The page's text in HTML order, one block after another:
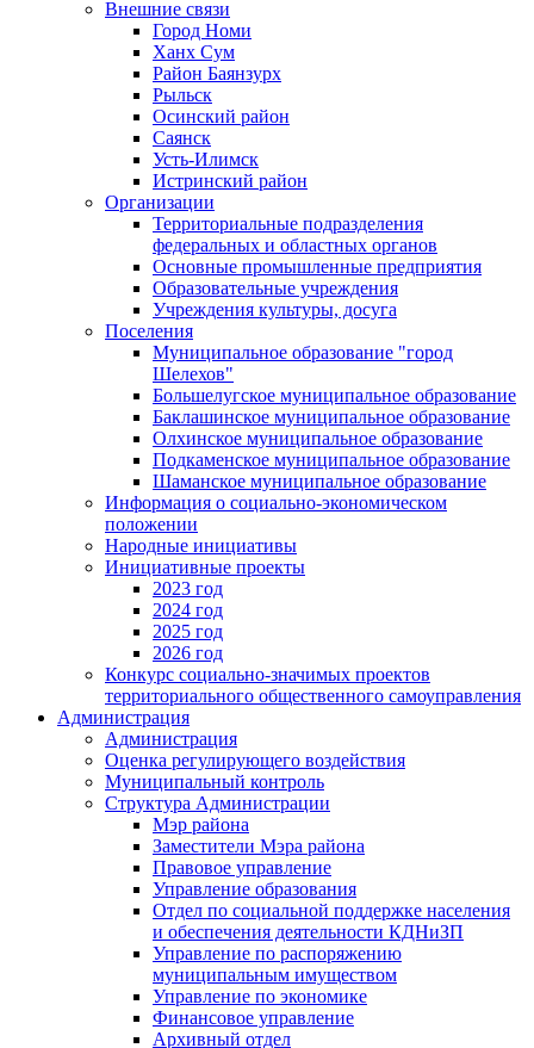
Внешние связи
Город Номи
Ханх Сум
Район Баянзурх
Рыльск
Осинский район
Саянск
Усть-Илимск
Истринский район
Организации
Территориальные подразделения
федеральных и областных органов
Основные промышленные предприятия
Образовательные учреждения
Учреждения культуры, досуга
Поселения
Муниципальное образование "город
Шелехов"
Большелугское муниципальное образование
Баклашинское муниципальное образование
Олхинское муниципальное образование
Подкаменское муниципальное образование
Шаманское муниципальное образование
Информация о социально-экономическом
положении
Народные инициативы
Инициативные проекты
2023 год
2024 год
2025 год
2026 год
Конкурс социально-значимых проектов
территориального общественного самоуправления
Администрация
Администрация
Оценка регулирующего воздействия
Муниципальный контроль
Структура Администрации
Мэр района
Заместители Мэра района
Правовое управление
Управление образования
Отдел по социальной поддержке населения
и обеспечения деятельности КДНиЗП
Управление по распоряжению
муниципальным имуществом
Управление по экономике
Финансовое управление
Архивный отдел